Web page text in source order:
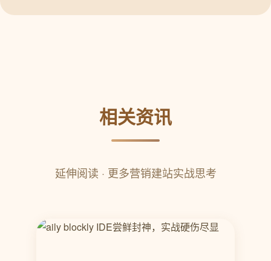
相关资讯
延伸阅读 · 更多营销建站实战思考